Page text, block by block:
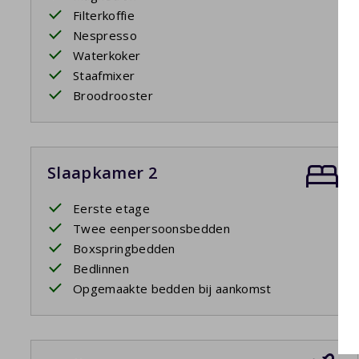
Filterkoffie
Nespresso
Waterkoker
Staafmixer
Broodrooster
Slaapkamer 2
Eerste etage
Twee eenpersoonsbedden
Boxspringbedden
Bedlinnen
Opgemaakte bedden bij aankomst